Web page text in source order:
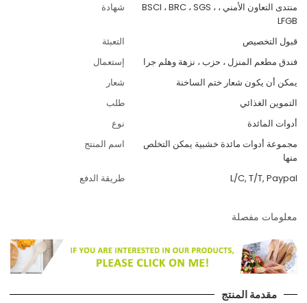
شهادة
منتدى التعاون الأمني ، BSCI ، BRC ، SGS ،
LFGB
التعبئة
قبول التخصيص
إستعمال
فندق مطعم المنزل ، حزب ، نزهة وهلم جرا
شعار
يمكن أن يكون شعار ختم الساخنة
طلب
التموين الغذائي
نوع
أدوات المائدة
اسم المنتج
مجموعة أدوات مائدة خشبية يمكن التخلص
منها
طريقة الدفع
L/C, T/T, Paypal
معلومات مفصلة
مقدمة المنتج